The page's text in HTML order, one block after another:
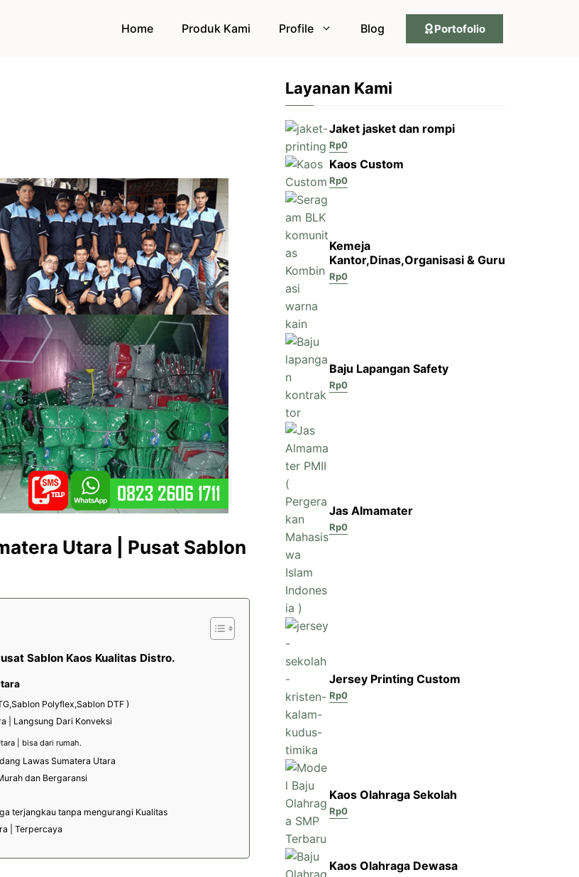
Home Produk Kami Profile Blog Portofolio
Utara | Pusat Sablon
Sablon Kaos Kualitas Distro.
Polyflex,Sablon DTF )
| Langsung Dari Konveksi
| bisa dari rumah.
Lawas Sumatera Utara
dan Bergaransi
terjangkau tanpa mengurangi Kualitas
| Terpercaya
Layanan Kami
Jaket jasket dan rompi
Rp0
Kaos Custom
Rp0
Kemeja
Kantor,Dinas,Organisasi & Guru
Rp0
Baju Lapangan Safety
Rp0
Jas Almamater
Rp0
Jersey Printing Custom
Rp0
Kaos Olahraga Sekolah
Rp0
Kaos Olahraga Dewasa